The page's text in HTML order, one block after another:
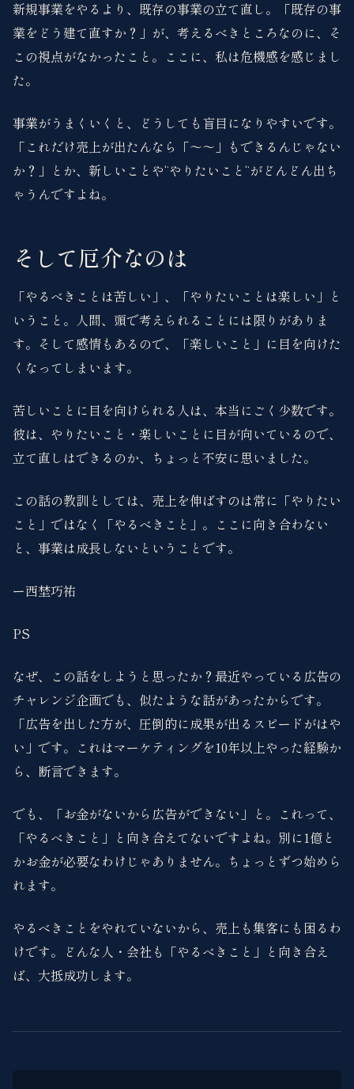
新規事業をやるより、既存の事業の立て直し。「既存の事
業をどう建て直すか？」が、考えるべきところなのに、そ
この視点がなかったこと。ここに、私は危機感を感じまし
た。
事業がうまくいくと、どうしても盲目になりやすいです。
「これだけ売上が出たんなら「〜〜」もできるんじゃない
か？」とか、新しいことや“やりたいこと“がどんどん出ち
ゃうんですよね。
そして厄介なのは
「やるべきことは苦しい」、「やりたいことは楽しい」と
いうこと。人間、頭で考えられることには限りがありま
す。そして感情もあるので、「楽しいこと」に目を向けた
くなってしまいます。
苦しいことに目を向けられる人は、本当にごく少数です。
彼は、やりたいこと・楽しいことに目が向いているので、
立て直しはできるのか、ちょっと不安に思いました。
この話の教訓としては、売上を伸ばすのは常に「やりたい
こと」ではなく「やるべきこと」。ここに向き合わない
と、事業は成長しないということです。
ー西埜巧祐
PS
なぜ、この話をしようと思ったか？最近やっている広告の
チャレンジ企画でも、似たような話があったからです。
「広告を出した方が、圧倒的に成果が出るスピードがはや
い」です。これはマーケティングを10年以上やった経験か
ら、断言できます。
でも、「お金がないから広告ができない」と。これって、
「やるべきこと」と向き合えてないですよね。別に1億と
かお金が必要なわけじゃありません。ちょっとずつ始めら
れます。
やるべきことをやれていないから、売上も集客にも困るわ
けです。どんな人・会社も「やるべきこと」と向き合え
ば、大抵成功します。